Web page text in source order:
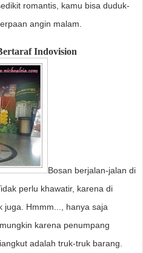
romantis, kamu bisa duduk-
angin malam.
Indovision
Bosan berjalan-jalan di
perlu khawatir, karena di
juga. Hmmm..., hanya saja
karena penumpang
adalah truk-truk barang.